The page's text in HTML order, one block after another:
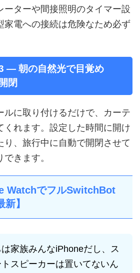
ーターや間接照明のタイマー設
家電への接続は危険なため必ず
— 朝の自然光で目覚め
閉
ルに取り付けるだけで、カーテ
くれます。設定した時間に開け
り、旅行中に自動で開閉させて
きます。
WatchでフルSwitchBot
】
は家族みんなiPhoneだし、ス
スピーカーは置いてないん